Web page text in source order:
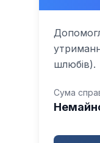
шлюбів).
Сума